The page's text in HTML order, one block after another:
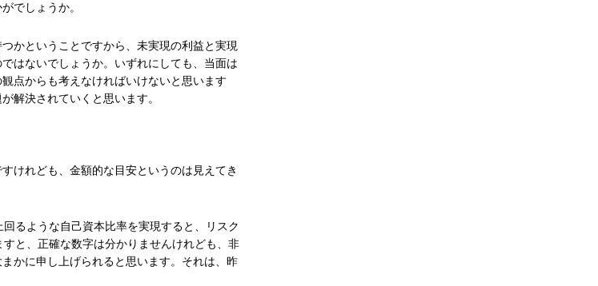
でしょうか。
かということですから、未実現の利益と実現
はないでしょうか。いずれにしても、当面は
点からも考えなければいけないと思います
解決されていくと思います。
けれども、金額的な目安というのは見えてき
るような自己資本比率を実現すると、リスク
と、正確な数字は分かりませんけれども、非
かに申し上げられると思います。それは、昨